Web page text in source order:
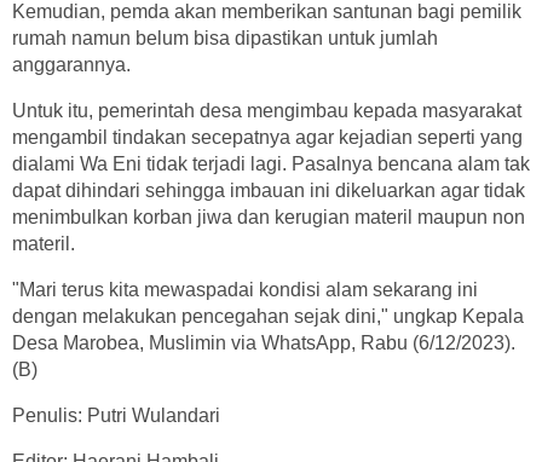
Kemudian, pemda akan memberikan santunan bagi pemilik
rumah namun belum bisa dipastikan untuk jumlah
anggarannya.
Untuk itu, pemerintah desa mengimbau kepada masyarakat
mengambil tindakan secepatnya agar kejadian seperti yang
dialami Wa Eni tidak terjadi lagi. Pasalnya bencana alam tak
dapat dihindari sehingga imbauan ini dikeluarkan agar tidak
menimbulkan korban jiwa dan kerugian materil maupun non
materil.
"Mari terus kita mewaspadai kondisi alam sekarang ini
dengan melakukan pencegahan sejak dini," ungkap Kepala
Desa Marobea, Muslimin via WhatsApp, Rabu (6/12/2023).
(B)
Penulis: Putri Wulandari